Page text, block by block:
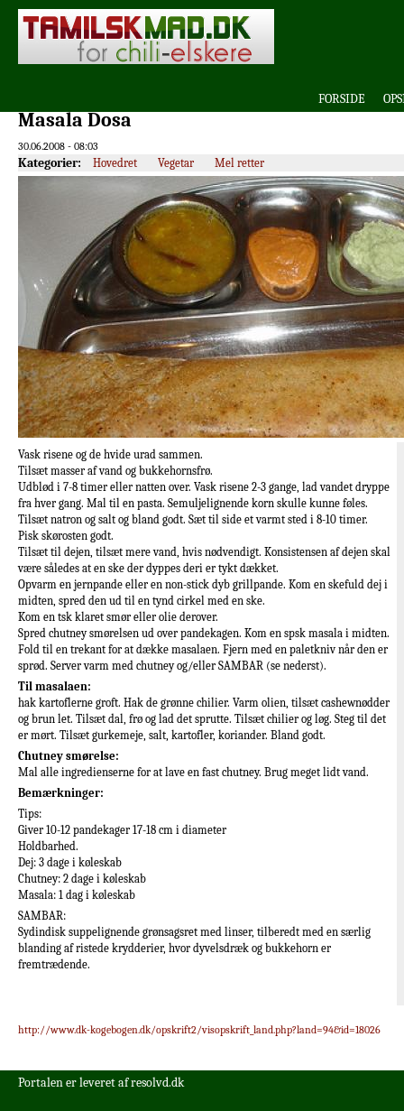
FORSIDE
Masala Dosa
30.06.2008 - 08:03
Kategorier: Hovedret Vegetar Mel retter
Vask risene og de hvide urad sammen.
Tilsæt masser af vand og bukkehornsfrø.
Udblød i 7-8 timer eller natten over. Vask risene 2-3 gange, lad vandet dryppe
fra hver gang. Mal til en pasta. Semuljelignende korn skulle kunne føles.
Tilsæt natron og salt og bland godt. Sæt til side et varmt sted i 8-10 timer.
Pisk skørosten godt.
Tilsæt til dejen, tilsæt mere vand, hvis nødvendigt. Konsistensen af dejen skal
være således at en ske der dyppes deri er tykt dækket.
Opvarm en jernpande eller en non-stick dyb grillpande. Kom en skefuld dej i
midten, spred den ud til en tynd cirkel med en ske.
Kom en tsk klaret smør eller olie derover.
Spred chutney smørelsen ud over pandekagen. Kom en spsk masala i midten.
Fold til en trekant for at dække masalaen. Fjern med en paletkniv når den er
sprød. Server varm med chutney og/eller SAMBAR (se nederst).
Til masalaen:
hak kartoflerne groft. Hak de grønne chilier. Varm olien, tilsæt cashewnødder
og brun let. Tilsæt dal, frø og lad det sprutte. Tilsæt chilier og løg. Steg til det
er mørt. Tilsæt gurkemeje, salt, kartofler, koriander. Bland godt.
Chutney smørelse:
Mal alle ingredienserne for at lave en fast chutney. Brug meget lidt vand.
Bemærkninger:
Tips:
Giver 10-12 pandekager 17-18 cm i diameter
Holdbarhed.
Dej: 3 dage i køleskab
Chutney: 2 dage i køleskab
Masala: 1 dag i køleskab
SAMBAR:
Sydindisk suppelignende grønsagsret med linser, tilberedt med en særlig
blanding af ristede krydderier, hvor dyvelsdræk og bukkehorn er
fremtrædende.
http://www.dk-kogebogen.dk/opskrift2/visopskrift_land.php?land=94&id=18026
Portalen er leveret afresolvd.dk